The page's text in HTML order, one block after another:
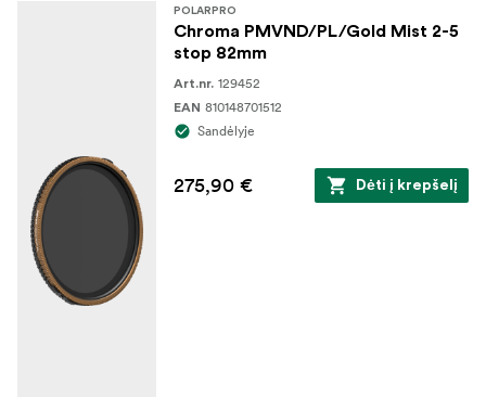
POLARPRO
Chroma PMVND/PL/Gold Mist 2-5
stop 82mm
Art.nr. 129452
EAN 810148701512
Sandėlyje
275,90 € Dėti į krepšelį